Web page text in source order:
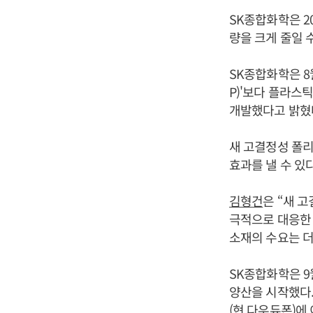
SK종합화학은
량을 크게 줄일
SK종합화학은
P)'보다 플라스
개발했다고 밝
새 고결정성 폴
효과를 낼 수 있
김형건은 “새
극적으로 대응
소재의 수요는
SK종합화학은
양산을 시작했